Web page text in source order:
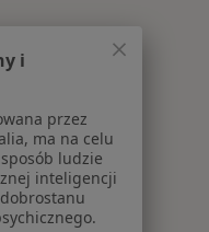
i
przez
ma na celu
ludzie
inteligencji